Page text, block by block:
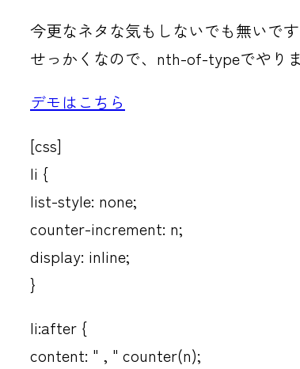
今更なネタな気もしないでも無いです
せっかくなので、nth-of-typeでやりま
デモはこちら
[css]
li {
list-style: none;
counter-increment: n;
display: inline;
}
li:after {
content: " , " counter(n);